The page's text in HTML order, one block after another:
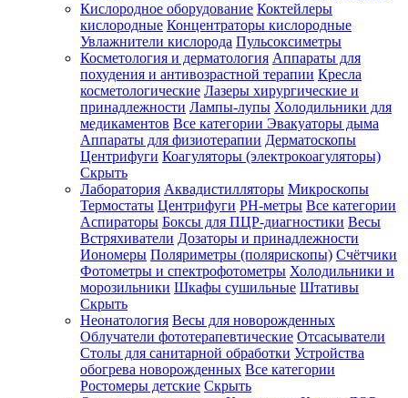
Кислородное оборудование Коктейлеры
кислородные Концентраторы кислородные
Увлажнители кислорода Пульсоксиметры
Косметология и дерматология Аппараты для
похудения и антивозрастной терапии Кресла
косметологические Лазеры хирургические и
принадлежности Лампы-лупы Холодильники для
медикаментов Все категории Эвакуаторы дыма
Аппараты для физиотерапии Дерматоскопы
Центрифуги Коагуляторы (электрокоагуляторы)
Скрыть
Лаборатория Аквадистилляторы Микроскопы
Термостаты Центрифуги PH-метры Все категории
Аспираторы Боксы для ПЦР-диагностики Весы
Встряхиватели Дозаторы и принадлежности
Иономеры Поляриметры (полярископы) Счётчики
Фотометры и спектрофотометры Холодильники и
морозильники Шкафы сушильные Штативы
Скрыть
Неонатология Весы для новорожденных
Облучатели фототерапевтические Отсасыватели
Столы для санитарной обработки Устройства
обогрева новорожденных Все категории
Ростомеры детские Скрыть